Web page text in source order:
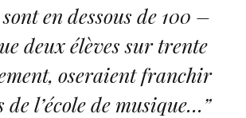
en dessous de 100 –
deux élèves sur trente
oseraient franchir
de l’école de musique…”